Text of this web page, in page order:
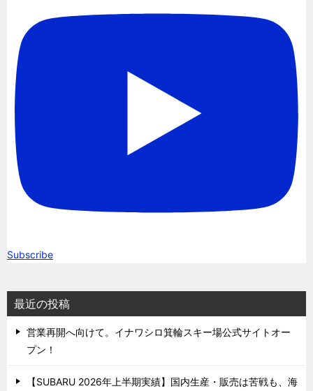
Subscribe
最近の投稿
営業再開へ向けて。イナワシロ箕輪スキー場公式サイトオー
プン！
【SUBARU 2026年上半期実績】国内生産・販売は苦戦も、海